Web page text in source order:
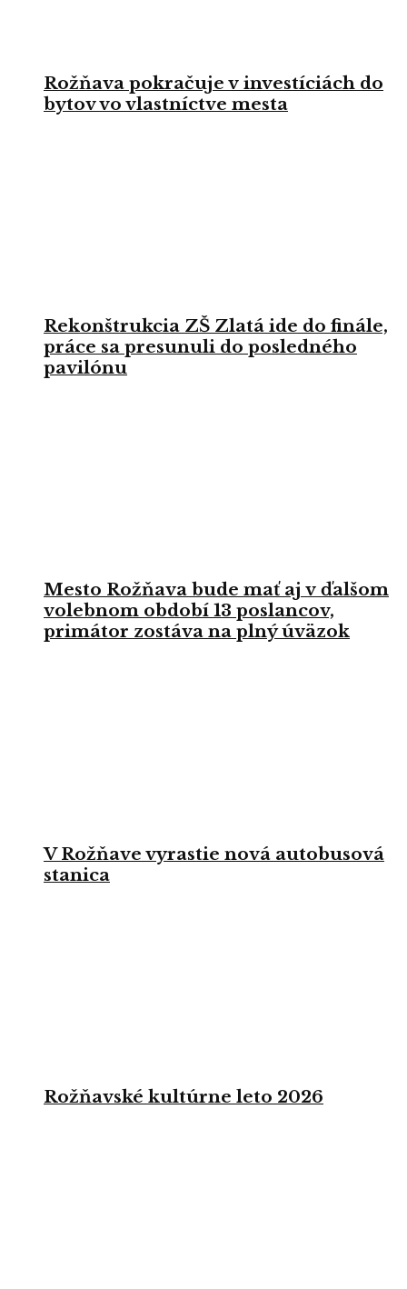
Rožňava pokračuje v investíciách do
bytov vo vlastníctve mesta
Rekonštrukcia ZŠ Zlatá ide do finále,
práce sa presunuli do posledného
pavilónu
Mesto Rožňava bude mať aj v ďalšom
volebnom období 13 poslancov,
primátor zostáva na plný úväzok
V Rožňave vyrastie nová autobusová
stanica
Rožňavské kultúrne leto 2026